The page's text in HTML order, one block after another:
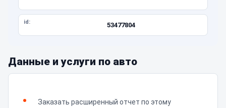
id: 53477804
Данные и услуги по авто
Заказать расширенный отчет по этому